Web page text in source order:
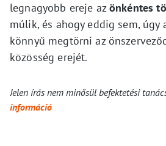
legnagyobb ereje azönkéntes
múlik, és ahogy eddig sem, úgy
könnyű megtörni az
közösség erejét.
Jelen írás nem minősül befektetési
információ